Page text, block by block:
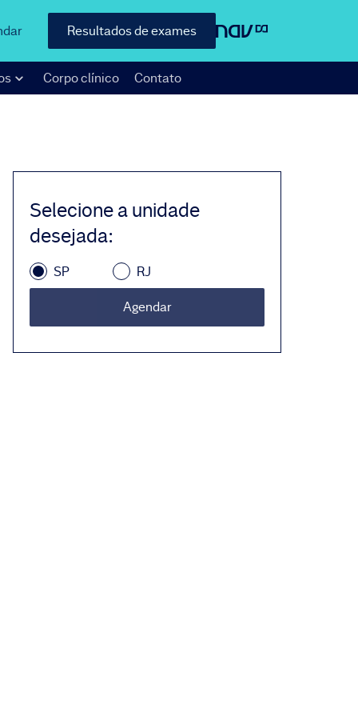
Resultados de exames
Corpo clínico Contato
Selecione a unidade
desejada:
SP RJ
Agendar